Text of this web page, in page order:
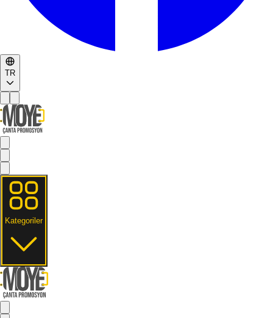
TR
Kategoriler